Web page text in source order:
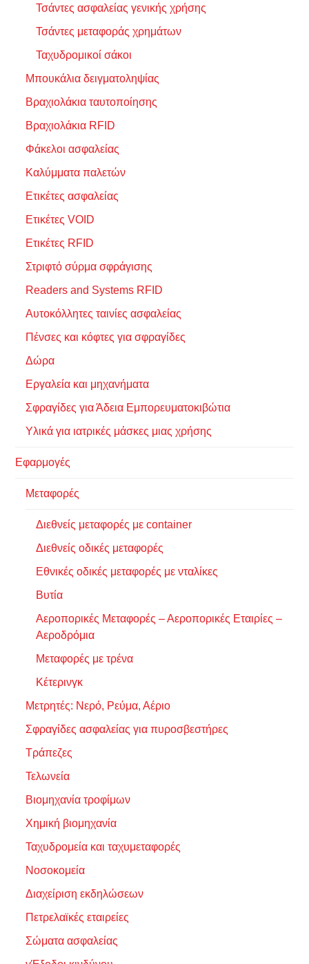
Τσάντες ασφαλείας γενικής χρήσης
Τσάντες μεταφοράς χρημάτων
Ταχυδρομικοί σάκοι
Μπουκάλια δειγματοληψίας
Βραχιολάκια ταυτοποίησης
Βραχιολάκια RFID
Φάκελοι ασφαλείας
Καλύμματα παλετών
Ετικέτες ασφαλείας
Ετικέτες VOID
Ετικέτες RFID
Στριφτό σύρμα σφράγισης
Readers and Systems RFID
Αυτοκόλλητες ταινίες ασφαλείας
Πένσες και κόφτες για σφραγίδες
Δώρα
Εργαλεία και μηχανήματα
Σφραγίδες για Άδεια Εμπορευματοκιβώτια
Υλικά για ιατρικές μάσκες μιας χρήσης
Εφαρμογές
Μεταφορές
Διεθνείς μεταφορές με container
Διεθνείς οδικές μεταφορές
Εθνικές οδικές μεταφορές με νταλίκες
Βυτία
Αεροπορικές Μεταφορές – Αεροπορικές Εταιρίες –
Αεροδρόμια
Μεταφορές με τρένα
Κέτερινγκ
Μετρητές: Νερό, Ρεύμα, Αέριο
Σφραγίδες ασφαλείας για πυροσβεστήρες
Τράπεζες
Τελωνεία
Βιομηχανία τροφίμων
Χημική βιομηχανία
Ταχυδρομεία και ταχυμεταφορές
Νοσοκομεία
Διαχείριση εκδηλώσεων
Πετρελαϊκές εταιρείες
Σώματα ασφαλείας